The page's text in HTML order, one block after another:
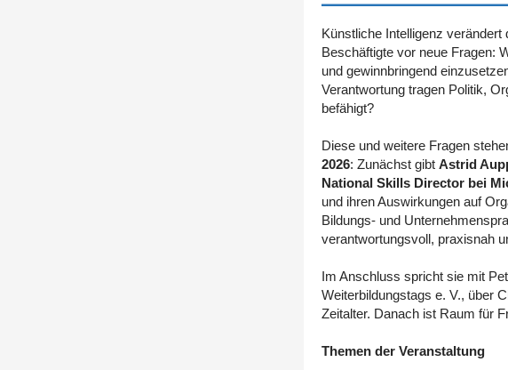
Künstliche Intelligenz
Beschäftigte vor neue Fragen:
und gewinnbringend
Verantwortung tragen Politik,
befähigt?
Diese und weitere Fragen
2026: Zunächst gibt Astrid
National Skills Director bei
und ihren Auswirkungen auf
Bildungs- und
verantwortungsvoll, praxisnah
Im Anschluss spricht sie mit
Weiterbildungstags e. V., über
Zeitalter. Danach ist Raum für
Themen der Veranstaltung